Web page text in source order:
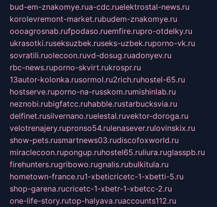
bud-em-znakomye.rua-cdc.ruelektrostal-news.ru
korolevremont-market.rubudem-znakomye.ru
oooagrosnab.rufpodaso.ruemfire.rupro-otdelky.ru
ukrasotki.ruseksuzbek.ruseks-uzbek.ruporno-vk.ru
sovratili.ruolecoon.ruvd-dosug.ruadonyev.ru
rbc-news.ruporno-skvirt.rukrospr.ru
13autor-kolonka.rusormol.ru2rich.ruhostel-65.ru
hostserve.ruporno-na-russkom.rumishinlab.ru
neznobi.rubigfatcc.ruhabble.rustarbucksvia.ru
delfinet.rusilvernano.ruelestal.ruvektor-doroga.ru
velotrenajery.rupronso54.rulenasever.rulovinskix.ru
show-pets.rusmartnews03.rudiscofoxworld.ru
miraclecoon.rupongup.ruhostel65.ruliura.ruglasspb.ru
firehunters.rugribowo.rugnalis.rubulkitula.ru
hometown-france.ru1-xbeticricetc-1-xbetti-5.ru
shop-garena.rucricetc-1-xbetr-1-xbetcc-2.ru
one-life-story.rutop-halyava.ruaccounts112.ru